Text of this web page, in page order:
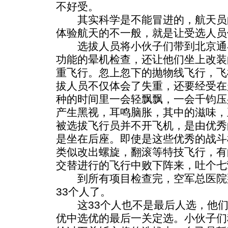
不好受。
其实科学是不能冒进的，航天员
体验航天的不一般，就是让受选人
选拔人员将小伙子们带到北京通
功能的晕机检查，还让他们坐上改
重飞行。忽上忽下的抛物线飞行，
拔人员不仅体会了失重，还要经受
种的时间里一会轻飘飘，一会千钧
产生黑视，耳鸣脑胀，其中的滋味
被选拔飞行员并不开飞机，是由优
是坐在后座。即使是这些优秀的战
类似改出螺旋，翻滚等特技飞行，
交替进行的飞行中败下阵来，吐个
到所有项目检查完，空军总医院
33个人了。
这33个人也不是最后人选，他们
优中选优的最后一关定选。小伙子